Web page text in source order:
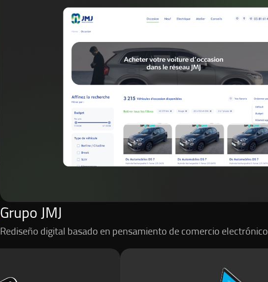
Grupo JMJ
Rediseño digital basado en pensamiento de comercio electrónico